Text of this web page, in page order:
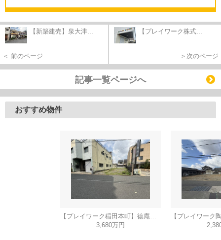
【新築建売】泉大津...
＜ 前のページ
【プレイワーク株式...
＞次のページ
記事一覧ページへ
おすすめ物件
【プレイワーク稲田本町】徳庵駅まで歩6分・土地53坪・前道6ｍ・更地渡し
3,680万円